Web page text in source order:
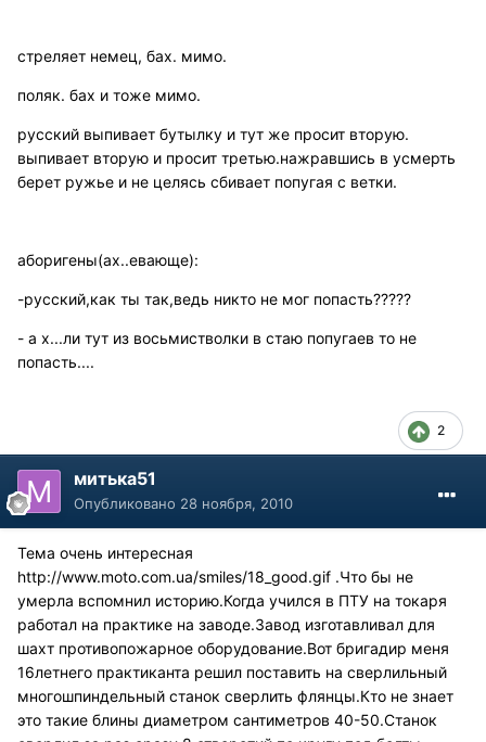
стреляет немец, бах. мимо.
поляк. бах и тоже мимо.
русский выпивает бутылку и тут же просит вторую.
выпивает вторую и просит третью.нажравшись в усмерть
берет ружье и не целясь сбивает попугая с ветки.
аборигены(ах..евающе):
-русский,как ты так,ведь никто не мог попасть?????
- а х...ли тут из восьмистволки в стаю попугаев то не
попасть....
2
митька51
Опубликовано 28 ноября, 2010
Тема очень интересная
http://www.moto.com.ua/smiles/18_good.gif .Что бы не
умерла вспомнил историю.Когда учился в ПТУ на токаря
работал на практике на заводе.Завод изготавливал для
шахт противопожарное оборудование.Вот бригадир меня
16летнего практиканта решил поставить на сверлильный
многошпиндельный станок сверлить флянцы.Кто не знает
это такие блины диаметром сантиметров 40-50.Станок